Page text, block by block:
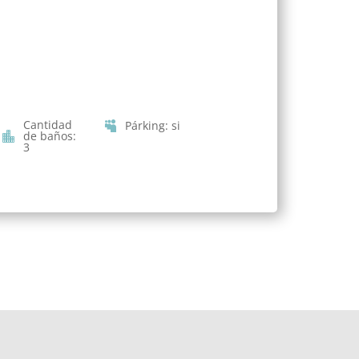
Cantidad
de baños:
3
Párking:si